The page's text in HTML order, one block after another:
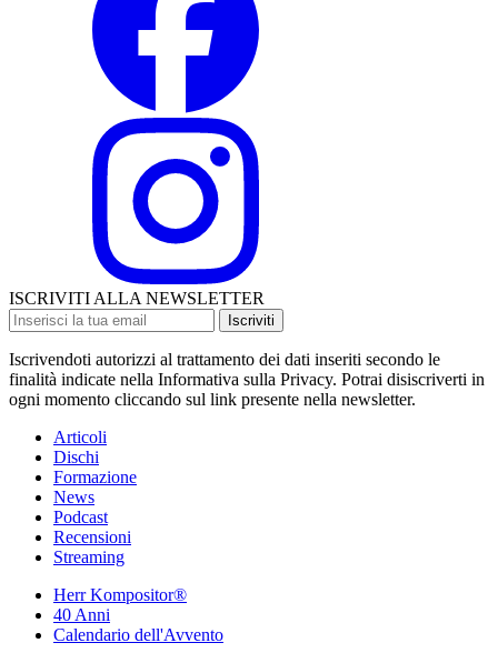
ISCRIVITI ALLA NEWSLETTER
Iscriviti
Iscrivendoti autorizzi al trattamento dei dati inseriti secondo le
finalità indicate nella Informativa sulla Privacy. Potrai disiscriverti in
ogni momento cliccando sul link presente nella newsletter.
Articoli
Dischi
Formazione
News
Podcast
Recensioni
Streaming
Herr Kompositor®
40 Anni
Calendario dell'Avvento